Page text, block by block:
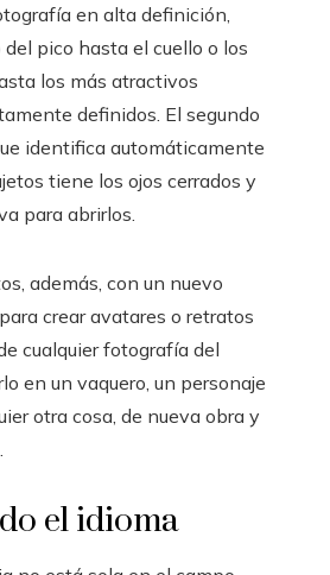
en alta definición,
pico hasta el cuello o los
los más atractivos
definidos. El segundo
identifica automáticamente
tiene los ojos cerrados y
para abrirlos.
además, con un nuevo
crear avatares o retratos
cualquier fotografía del
en un vaquero, un personaje
otra cosa, de nueva obra y
el idioma